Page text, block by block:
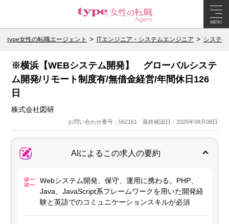
MENU
type女性の転職エージェント ITエンジニア・システムエンジニア システ
※横浜【WEBシステム開発】 グローバルシステ
ム開発/リモート制度有/無借金経営/年間休日126
日
株式会社図研
お問い合わせ番号：562161 最終確認日：2026年08月08日
AIによるこの求人の要約
Webシステム開発、保守、運用に携わる。PHP、
Java、JavaScript系フレームワークを用いた開発経
験と英語でのコミュニケーションスキルが必須